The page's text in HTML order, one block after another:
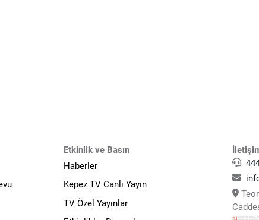
Etkinlik ve Basın
Haberler
Kepez TV Canlı Yayın
TV Özel Yayınlar